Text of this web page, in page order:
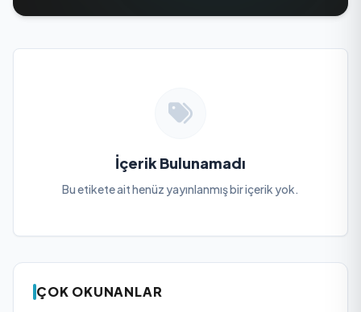
İçerik Bulunamadı
Bu etikete ait henüz yayınlanmış bir içerik yok.
ÇOK OKUNANLAR